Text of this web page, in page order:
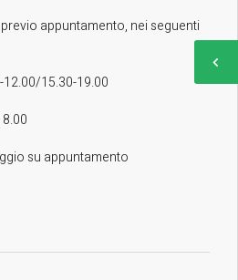
appuntamento, nei seguenti
12.00/15.30-19.00
su appuntamento